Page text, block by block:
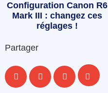
Configuration Canon R6
Mark III : changez ces
réglages !
Partager